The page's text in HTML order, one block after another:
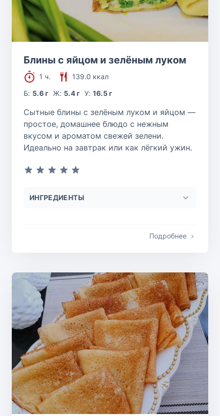
Блины с яйцом и зелёным луком
1 ч.
139.0 ккал
Б: 5.6 г Ж: 5.4 г У: 16.5 г
Сытные блины с зелёным луком и яйцом —
простое, домашнее блюдо с нежным
вкусом и ароматом свежей зелени.
Идеально на завтрак или как лёгкий ужин.
ИНГРЕДИЕНТЫ
Подробнее